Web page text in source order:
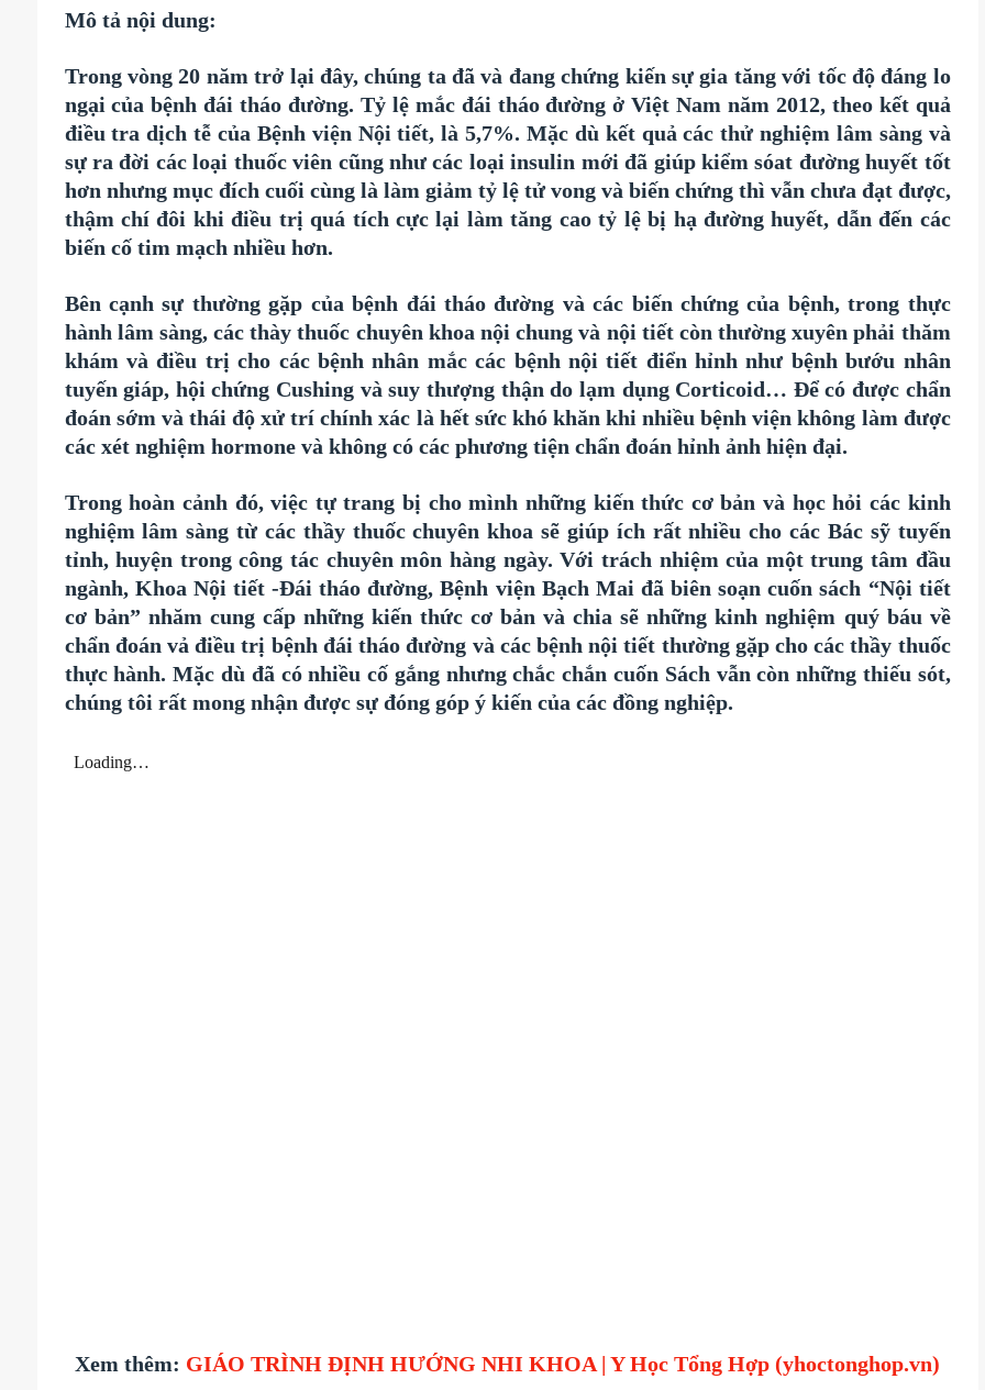
Mô tả nội dung:
Trong vòng 20 năm trở lại đây, chúng ta đã và đang chứng kiến sự gia tăng với tốc độ đáng lo
ngại của bệnh đái tháo đường. Tỷ lệ mắc đái tháo đường ở Việt Nam năm 2012, theo kết quả
điều tra dịch tễ của Bệnh viện Nội tiết, là 5,7%. Mặc dù kết quả các thử nghiệm lâm sàng và
sự ra đời các loại thuốc viên cũng như các loại insulin mới đã giúp kiểm sóat đường huyết tốt
hơn nhưng mục đích cuối cùng là làm giảm tỷ lệ tử vong và biến chứng thì vẫn chưa đạt được,
thậm chí đôi khi điều trị quá tích cực lại làm tăng cao tỷ lệ bị hạ đường huyết, dẫn đến các
biến cố tim mạch nhiều hơn.
Bên cạnh sự thường gặp của bệnh đái tháo đường và các biến chứng của bệnh, trong thực
hành lâm sàng, các thày thuốc chuyên khoa nội chung và nội tiết còn thường xuyên phải thăm
khám và điều trị cho các bệnh nhân mắc các bệnh nội tiết điển hỉnh như bệnh bướu nhân
tuyến giáp, hội chứng Cushing và suy thượng thận do lạm dụng Corticoid… Để có được chẩn
đoán sớm và thái độ xử trí chính xác là hết sức khó khăn khi nhiều bệnh viện không làm được
các xét nghiệm hormone và không có các phương tiện chẩn đoán hỉnh ảnh hiện đại.
Trong hoàn cảnh đó, việc tự trang bị cho mình những kiến thức cơ bản và học hỏi các kinh
nghiệm lâm sàng từ các thầy thuốc chuyên khoa sẽ giúp ích rất nhiều cho các Bác sỹ tuyến
tỉnh, huyện trong công tác chuyên môn hàng ngày. Với trách nhiệm của một trung tâm đầu
ngành, Khoa Nội tiết -Đái tháo đường, Bệnh viện Bạch Mai đã biên soạn cuốn sách “Nội tiết
cơ bản” nhăm cung cấp những kiến thức cơ bản và chia sẽ những kinh nghiệm quý báu về
chẩn đoán vả điều trị bệnh đái tháo đường và các bệnh nội tiết thường gặp cho các thầy thuốc
thực hành. Mặc dù đã có nhiều cố gắng nhưng chắc chắn cuốn Sách vẫn còn những thiếu sót,
chúng tôi rất mong nhận được sự đóng góp ý kiến của các đồng nghiệp.
Xem thêm: GIÁO TRÌNH ĐỊNH HƯỚNG NHI KHOA | Y Học Tổng Hợp (yhoctonghop.vn)